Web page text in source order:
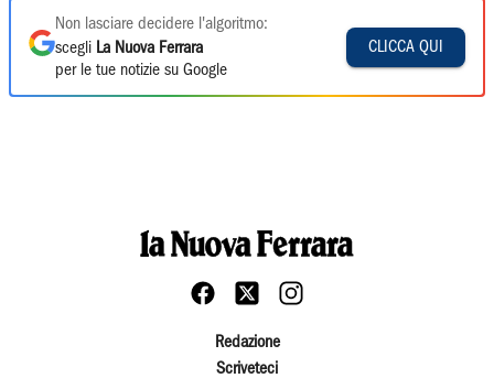
Non lasciare decidere l'algoritmo:
scegli La Nuova Ferrara
per le tue notizie su Google
CLICCA QUI
Redazione
Scriveteci